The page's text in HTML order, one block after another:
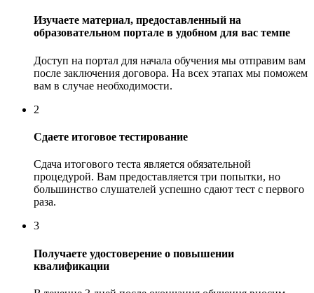
Изучаете материал, предоставленный на
образовательном портале в удобном для вас темпе
Доступ на портал для начала обучения мы отправим вам
после заключения договора. На всех этапах мы поможем
вам в случае необходимости.
2
Сдаете итоговое тестирование
Сдача итогового теста является обязательной
процедурой. Вам предоставляется три попытки, но
большинство слушателей успешно сдают тест с первого
раза.
3
Получаете удостоверение о повышении
квалификации